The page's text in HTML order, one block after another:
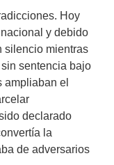
Hoy
y debido
silencio mientras
sentencia bajo
ampliaban el
declarado
la
de adversarios